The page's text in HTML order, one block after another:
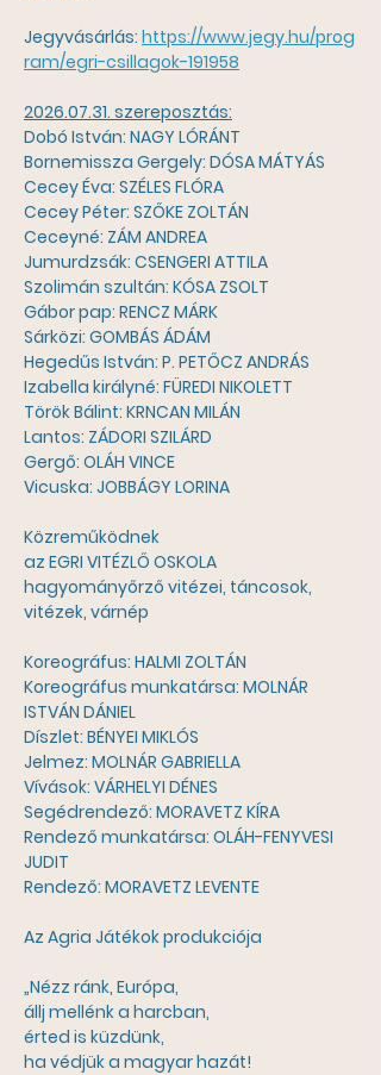
Jegyvásárlás: https://www.jegy.hu/prog
ram/egri-csillagok-191958
2026.07.31. szereposztás:
Dobó István: NAGY LÓRÁNT
Bornemissza Gergely: DÓSA MÁTYÁS
Cecey Éva: SZÉLES FLÓRA
Cecey Péter: SZŐKE ZOLTÁN
Ceceyné: ZÁM ANDREA
Jumurdzsák: CSENGERI ATTILA
Szolimán szultán: KÓSA ZSOLT
Gábor pap: RENCZ MÁRK
Sárközi: GOMBÁS ÁDÁM
Hegedűs István: P. PETŐCZ ANDRÁS
Izabella királyné: FÜREDI NIKOLETT
Török Bálint: KRNCAN MILÁN
Lantos: ZÁDORI SZILÁRD
Gergő: OLÁH VINCE
Vicuska: JOBBÁGY LORINA
Közreműködnek
az EGRI VITÉZLŐ OSKOLA
hagyományőrző vitézei, táncosok,
vitézek, várnép
Koreográfus: HALMI ZOLTÁN
Koreográfus munkatársa: MOLNÁR
ISTVÁN DÁNIEL
Díszlet: BÉNYEI MIKLÓS
Jelmez: MOLNÁR GABRIELLA
Vívások: VÁRHELYI DÉNES
Segédrendező: MORAVETZ KÍRA
Rendező munkatársa: OLÁH-FENYVESI
JUDIT
Rendező: MORAVETZ LEVENTE
Az Agria Játékok produkciója
„Nézz ránk, Európa,
állj mellénk a harcban,
érted is küzdünk,
ha védjük a magyar hazát!